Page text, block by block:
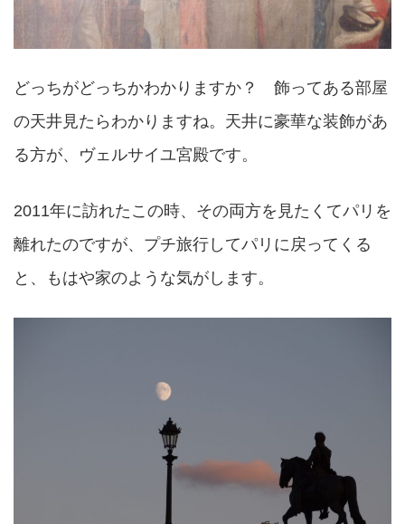
どっちがどっちかわかりますか？ 飾ってある部屋
の天井見たらわかりますね。天井に豪華な装飾があ
る方が、ヴェルサイユ宮殿です。
2011年に訪れたこの時、その両方を見たくてパリを
離れたのですが、プチ旅行してパリに戻ってくる
と、もはや家のような気がします。